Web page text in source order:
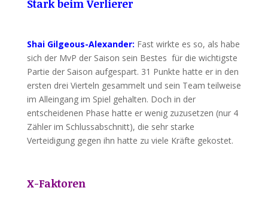
Stark beim Verlierer
Shai Gilgeous-Alexander: Fast wirkte es so, als habe
sich der MvP der Saison sein Bestes für die wichtigste
Partie der Saison aufgespart. 31 Punkte hatte er in den
ersten drei Vierteln gesammelt und sein Team teilweise
im Alleingang im Spiel gehalten. Doch in der
entscheidenen Phase hatte er wenig zuzusetzen (nur 4
Zähler im Schlussabschnitt), die sehr starke
Verteidigung gegen ihn hatte zu viele Kräfte gekostet.
X-Faktoren